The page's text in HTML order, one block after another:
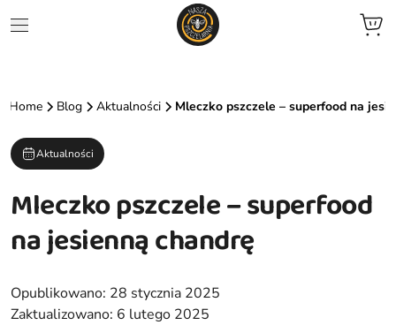
Home Blog Aktualności Mleczko pszczele – superfood na
Aktualności
Mleczko pszczele – superfood
na jesienną chandrę
Opublikowano: 28 stycznia 2025
Zaktualizowano: 6 lutego 2025